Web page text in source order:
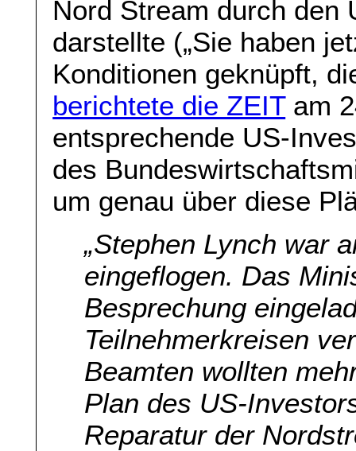
Nord Stream durch den
darstellte („Sie haben
Konditionen geknüpft,
berichtete die ZEITam
entsprechende US-
des
um genau über diese
„Stephen Lynch war
eingeflogen. Das
Besprechung
Teilnehmerkreisen
Beamten wollten
Plan des US-
Reparatur der